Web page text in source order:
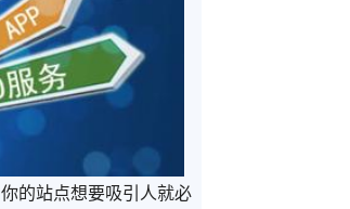
的站点想要吸引人就必